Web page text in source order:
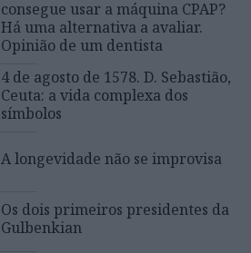
consegue usar a máquina CPAP?
Há uma alternativa a avaliar.
Opinião de um dentista
4 de agosto de 1578. D. Sebastião,
Ceuta: a vida complexa dos
símbolos
A longevidade não se improvisa
Os dois primeiros presidentes da
Gulbenkian